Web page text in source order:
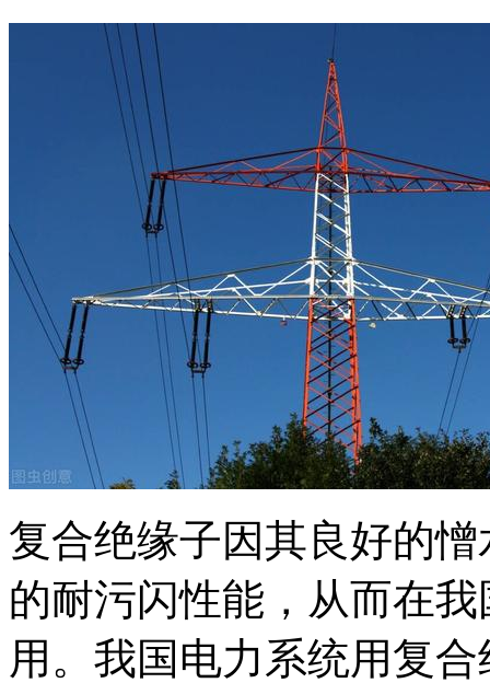
复合绝缘子因其良好的
的耐污闪性能，从而在
用。我国电力系统用复